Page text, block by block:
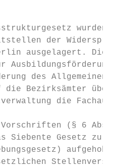
wurden
der
ausgelagert. Die
des Allgemeinen
die Bezirksämter
die
Vorschriften (§ 6
Siebente Gesetz zur